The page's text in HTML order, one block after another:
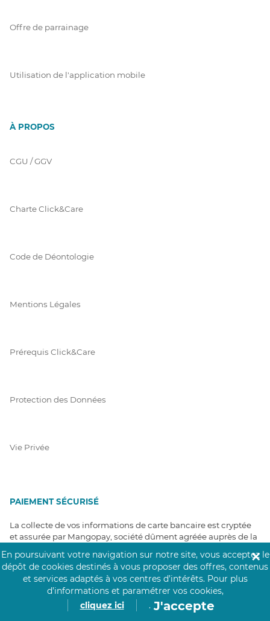
Offre de parrainage
Utilisation de l'application mobile
À PROPOS
CGU / GGV
Charte Click&Care
Code de Déontologie
Mentions Légales
Prérequis Click&Care
Protection des Données
Vie Privée
PAIEMENT SÉCURISÉ
La collecte de vos informations de carte bancaire est cryptée
et assurée par Mangopay, société dûment agréée auprès de la
En poursuivant votre navigation sur notre site, vous acceptez le
dépôt de cookies destinés à vous proposer des offres, contenus
et services adaptés à vos centres d’intérêts. Pour plus
d’informations et paramétrer vos cookies,
cliquez ici
. J'accepte
✕